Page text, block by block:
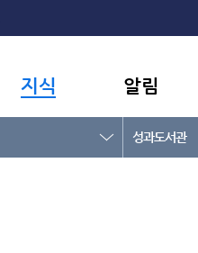
지식 알림
성과도서관